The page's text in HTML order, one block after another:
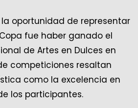
oportunidad de representar
fue haber ganado el
de Artes en Dulces en
competiciones resaltan
como la excelencia en
los participantes.